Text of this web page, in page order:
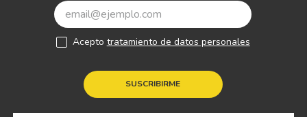
SUSCRIBIRME
Acepto tratamiento de datos personales